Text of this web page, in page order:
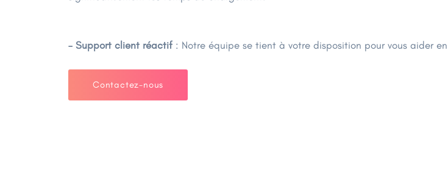
– Support client réactif : Notre équipe se tient à votre disposition pour vous aider
Contactez-nous